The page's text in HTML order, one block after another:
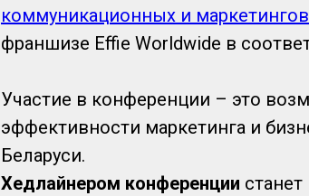
коммуникационных и
франшизе Effie Worldwide в
Участие в конференции – это
эффективности маркетинга и
Беларуси.
Хедлайнером конференции